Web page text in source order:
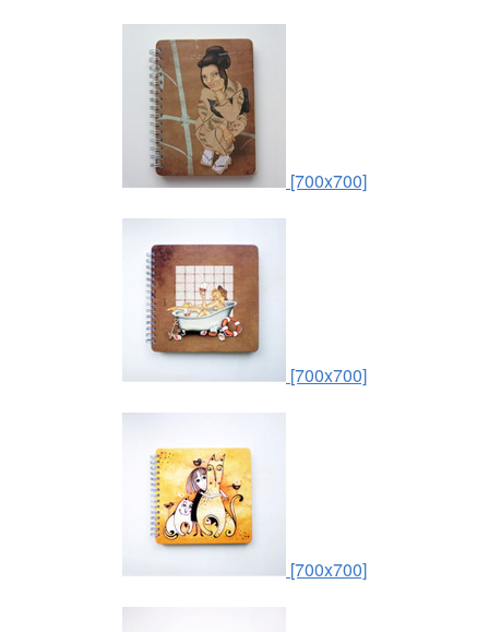
[700x700]
[700x700]
[700x700]